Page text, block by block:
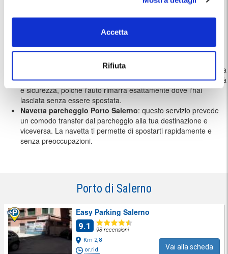
Accetta
Rifiuta
trovare dove parcheggiare a Salerno vicino porto è semplice
soluzione più adatta alle tue esigenze
mani. Potrai scegliere servizi extra come:
: con questo servizio, puoi parcheggiare la tua
auto e tenerne le chiavi con te, garantendo maggiore tranquillità
e sicurezza, poiché l'auto rimarrà esattamente dove l'hai
lasciata senza essere spostata.
Navetta parcheggio Porto Salerno: questo servizio prevede
un comodo transfer dal parcheggio alla tua destinazione e
viceversa. La navetta ti permette di spostarti rapidamente e
senza preoccupazioni.
Porto di Salerno
Easy Parking Salerno
9.1
98 recensioni
Km 2,8
or.rid.
Vai alla scheda